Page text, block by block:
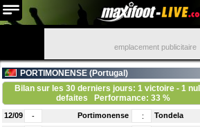
emplacement publicitaire
PORTIMONENSE (Portugal )
Bilan sur les 30 derniers jours: 1 victoire - 1
defaites
Performance: 33 %
12/09 - Portimonense : Tondela